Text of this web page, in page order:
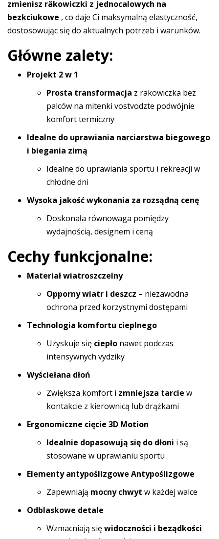
zmienisz räkowiczki z jednocalowych na
bezkciukowe , co daje Ci maksymalną elastyczność,
dostosowując się do aktualnych potrzeb i warunków.
Główne zalety:
Projekt 2 w 1
Prosta transformacja z räkowiczka bez
palców na mitenki vostvodzte podwójnie
komfort termiczny
Idealne do uprawiania narciarstwa biegowego
i biegania zimą
Idealne do uprawiania sportu i rekreacji w
chłodne dni
Wysoka jakość wykonania za rozsądną cenę
Doskonała równowaga pomiędzy
wydajnością, designem i ceną
Cechy funkcjonalne:
Materiał wiatroszczelny
Opporny wiatr i deszcz – niezawodna
ochrona przed korzystnymi dostępami
Technologia komfortu cieplnego
Uzyskuje się ciepło nawet podczas
intensywnych vydziky
Wyściełana dłoń
Zwiększa komfort i zmniejsza tarcie w
kontakcie z kierownicą lub drążkami
Ergonomiczne cięcie 3D Motion
Idealnie dopasowują się do dłoni i są
stosowane w uprawianiu sportu
Elementy antypoślizgowe Antypoślizgowe
Zapewniają mocny chwyt w każdej walce
Odblaskowe detale
Wzmacniają sięwidoczności i beządkości